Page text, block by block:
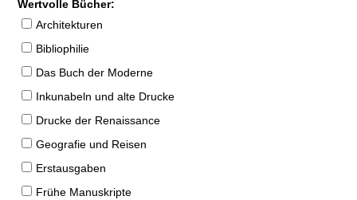
Wertvolle Bücher:
Architekturen
Bibliophilie
Das Buch der Moderne
Inkunabeln und alte Drucke
Drucke der Renaissance
Geografie und Reisen
Erstausgaben
Frühe Manuskripte